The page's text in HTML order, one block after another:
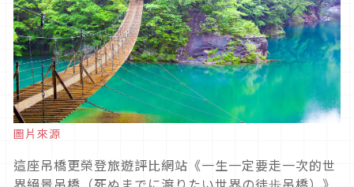
圖片來源
這座吊橋更榮登旅遊評比網站《一生一定要走一次的世